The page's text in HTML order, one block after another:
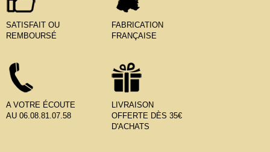
SATISFAIT OU
REMBOURSÉ
FABRICATION
FRANÇAISE
A VOTRE ÉCOUTE
AU 06.08.81.07.58
LIVRAISON
OFFERTE DÈS 35€
D'ACHATS